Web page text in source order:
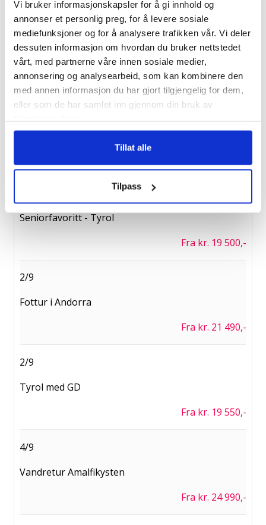
Vi bruker informasjonskapsler for å gi innhold og
annonser et personlig preg, for å levere sosiale
mediefunksjoner og for å analysere trafikken vår. Vi deler
dessuten informasjon om hvordan du bruker nettstedet
vårt, med partnerne våre innen sosiale medier,
annonsering og analysearbeid, som kan kombinere den
med annen informasjon du har gjort tilgjengelig for dem,
eller som de har samlet inn gjennom din bruk av
Tillat alle
Tilpass
18/8
Fottur i Andorra
Fra kr. 20 990,-
23/8
Vandringer og moskus på Dovrefjell
Seniorfavoritt - Tyrol
Fra kr. 19 500,-
2/9
Fottur i Andorra
Fra kr. 21 490,-
2/9
Tyrol med GD
Fra kr. 19 550,-
4/9
Vandretur Amalfikysten
Fra kr. 24 990,-